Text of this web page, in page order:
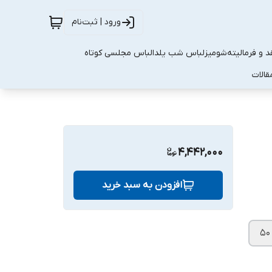
ورود | ثبت‌نام
و فرمالیتهشومیزلباس شب یلدالباس مجلسی کوتاه
۵۰
4,442,000
افزودن به سبد خرید